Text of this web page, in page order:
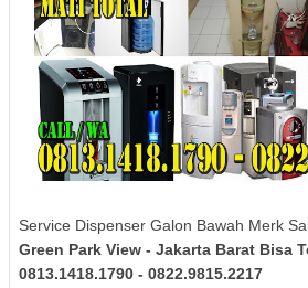
Service Dispenser Galon Bawah Merk
Green Park View - Jakarta Barat Bisa
0813.1418.1790 - 0822.9815.2217